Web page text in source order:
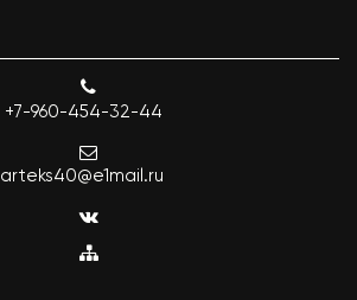
+7-960-454-32-44
arteks40@e1mail.ru